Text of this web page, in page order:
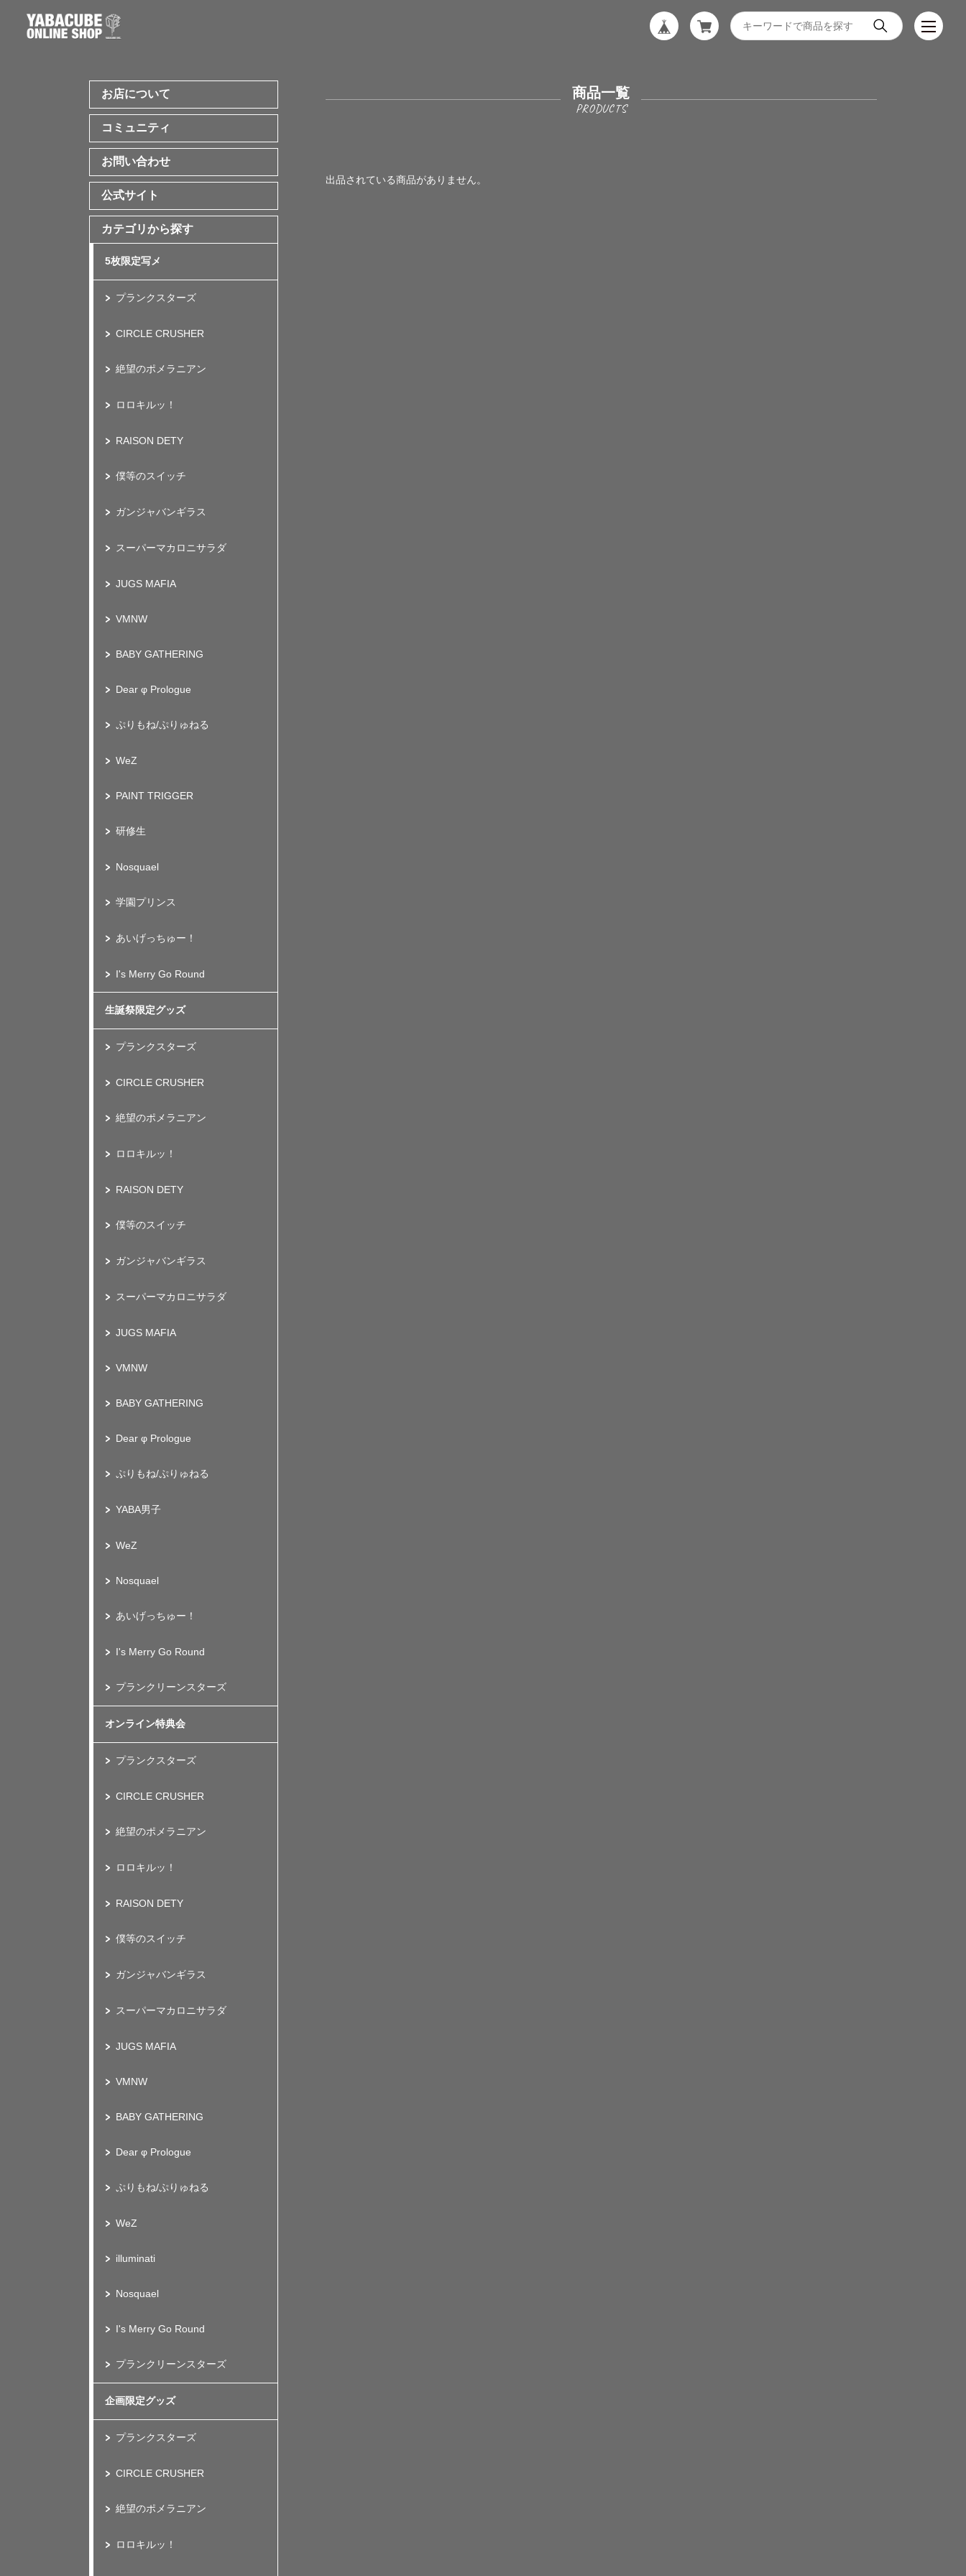
お店について
コミュニティ
お問い合わせ
公式サイト
カテゴリから探す
5枚限定写メ
プランクスターズ
CIRCLE CRUSHER
絶望のポメラニアン
ロロキルッ！
RAISON DETY
僕等のスイッチ
ガンジャバンギラス
スーパーマカロニサラダ
JUGS MAFIA
VMNW
BABY GATHERING
Dear φ Prologue
ぷりもね/ぷりゅねる
WeZ
PAINT TRIGGER
研修生
Nosquael
学園プリンス
あいげっちゅー！
I's Merry Go Round
生誕祭限定グッズ
プランクスターズ
CIRCLE CRUSHER
絶望のポメラニアン
ロロキルッ！
RAISON DETY
僕等のスイッチ
ガンジャバンギラス
スーパーマカロニサラダ
JUGS MAFIA
VMNW
BABY GATHERING
Dear φ Prologue
ぷりもね/ぷりゅねる
YABA男子
WeZ
Nosquael
あいげっちゅー！
I's Merry Go Round
プランクリーンスターズ
オンライン特典会
プランクスターズ
CIRCLE CRUSHER
絶望のポメラニアン
ロロキルッ！
RAISON DETY
僕等のスイッチ
ガンジャバンギラス
スーパーマカロニサラダ
JUGS MAFIA
VMNW
BABY GATHERING
Dear φ Prologue
ぷりもね/ぷりゅねる
WeZ
illuminati
Nosquael
I's Merry Go Round
プランクリーンスターズ
企画限定グッズ
プランクスターズ
CIRCLE CRUSHER
絶望のポメラニアン
ロロキルッ！
商品一覧
出品されている商品がありません。